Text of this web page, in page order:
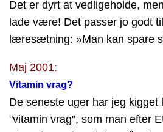
Det er dyrt at vedligeholde,
lade være! Det passer jo godt
læresætning: »Man kan spare
Maj 2001:
Vitamin vrag?
De seneste uger har jeg kigget
"vitamin vrag", som man efter